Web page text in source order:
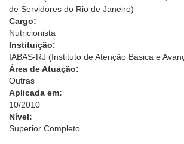
de Servidores do Rio de Janeiro)
Cargo:
Nutricionista
Instituição:
IABAS-RJ (Instituto de Atenção Básica e
Área de Atuação:
Outras
Aplicada em:
10/2010
Nível:
Superior Completo